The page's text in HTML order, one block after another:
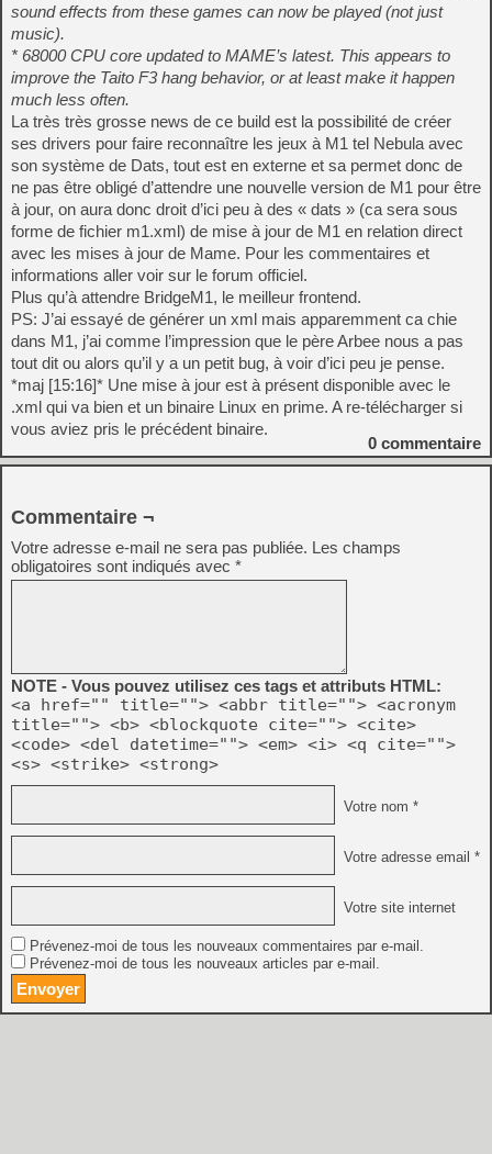
sound effects from these games can now be played (not just
music).
* 68000 CPU core updated to MAME’s latest. This appears to
improve the Taito F3 hang behavior, or at least make it happen
much less often.
La très très grosse news de ce build est la possibilité de créer
ses drivers pour faire reconnaître les jeux à M1 tel Nebula avec
son système de Dats, tout est en externe et sa permet donc de
ne pas être obligé d’attendre une nouvelle version de M1 pour être
à jour, on aura donc droit d’ici peu à des « dats » (ca sera sous
forme de fichier m1.xml) de mise à jour de M1 en relation direct
avec les mises à jour de Mame. Pour les commentaires et
informations aller voir sur le forum officiel.
Plus qu’à attendre BridgeM1, le meilleur frontend.
PS: J’ai essayé de générer un xml mais apparemment ca chie
dans M1, j’ai comme l’impression que le père Arbee nous a pas
tout dit ou alors qu’il y a un petit bug, à voir d’ici peu je pense.
*maj [15:16]* Une mise à jour est à présent disponible avec le
.xml qui va bien et un binaire Linux en prime. A re-télécharger si
vous aviez pris le précédent binaire.
0 commentaire
Commentaire ¬
Votre adresse e-mail ne sera pas publiée. Les champs
obligatoires sont indiqués avec *
NOTE - Vous pouvez utilisez ces tags et attributs HTML:
<a href="" title=""> <abbr title=""> <acronym
title=""> <b> <blockquote cite=""> <cite>
<code> <del datetime=""> <em> <i> <q cite="">
<s> <strike> <strong>
Votre nom *
Votre adresse email *
Votre site internet
Prévenez-moi de tous les nouveaux commentaires par e-mail.
Prévenez-moi de tous les nouveaux articles par e-mail.